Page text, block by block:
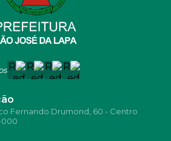
Fernando Drumond, 60 - Centro
000